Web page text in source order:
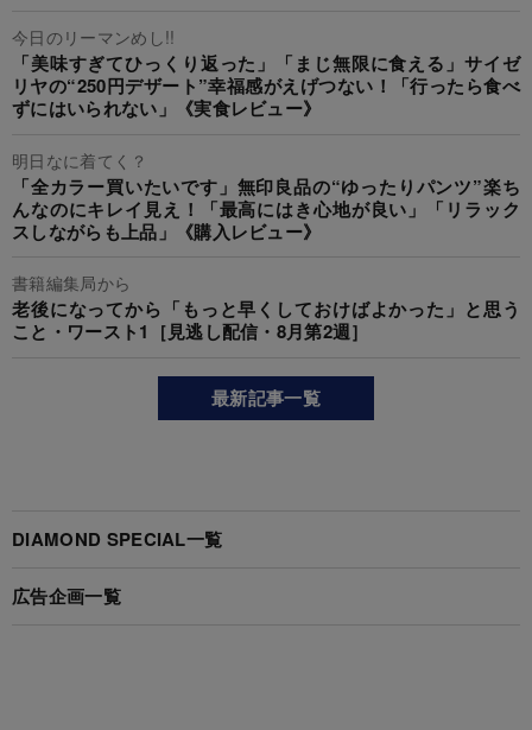
今日のリーマンめし!!
「美味すぎてひっくり返った」「まじ無限に食える」サイゼ
リヤの“250円デザート”幸福感がえげつない！「行ったら食べ
ずにはいられない」《実食レビュー》
明日なに着てく？
「全カラー買いたいです」無印良品の“ゆったりパンツ”楽ち
んなのにキレイ見え！「最高にはき心地が良い」「リラック
スしながらも上品」《購入レビュー》
書籍編集局から
老後になってから「もっと早くしておけばよかった」と思う
こと・ワースト1［見逃し配信・8月第2週］
最新記事一覧
DIAMOND SPECIAL一覧
広告企画一覧